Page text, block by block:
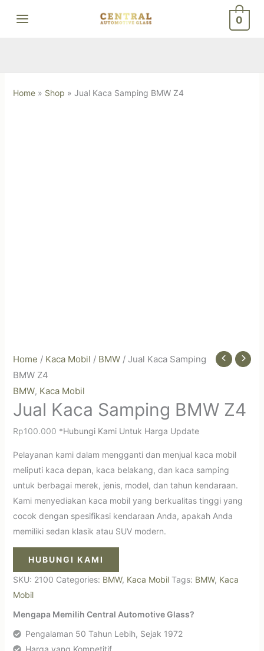
0
Home» Shop » Jual Kaca Samping BMW Z4
Home / Kaca Mobil / BMW/ Jual Kaca Samping
BMW Z4
BMW, Kaca Mobil
Jual Kaca Samping BMW Z4
Rp100.000 *Hubungi Kami Untuk Harga Update
Pelayanan kami dalam mengganti dan menjual kaca mobil
meliputi kaca depan, kaca belakang, dan kaca samping
untuk berbagai merek, jenis, model, dan tahun kendaraan.
Kami menyediakan kaca mobil yang berkualitas tinggi yang
cocok dengan spesifikasi kendaraan Anda, apakah Anda
memiliki sedan klasik atau SUV modern.
HUBUNGI KAMI
SKU: 2100 Categories: BMW, Kaca Mobil Tags: BMW, Kaca
Mobil
Mengapa Memilih Central Automotive Glass?
Pengalaman 50 Tahun Lebih, Sejak 1972
Harga yang Kompetitif